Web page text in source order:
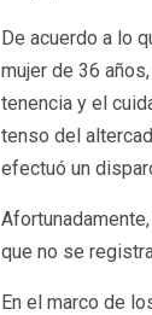
De acuerdo a lo
mujer de 36
tenencia y el
tenso del
efectuó un
que no se
En el marco de